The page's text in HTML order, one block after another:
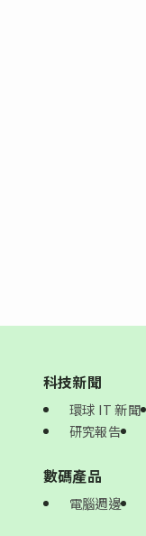
科技新聞
環球 IT 新聞
研究報告
數碼產品
電腦週邊